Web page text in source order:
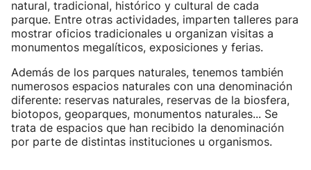
natural, tradicional, histórico y cultural de cada
parque. Entre otras actividades, imparten talleres para
mostrar oficios tradicionales u organizan visitas a
monumentos megalíticos, exposiciones y ferias.
Además de los parques naturales, tenemos también
numerosos espacios naturales con una denominación
diferente: reservas naturales, reservas de la biosfera,
biotopos, geoparques, monumentos naturales... Se
trata de espacios que han recibido la denominación
por parte de distintas instituciones u organismos.